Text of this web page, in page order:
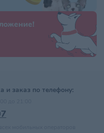
и заказ по телефону: